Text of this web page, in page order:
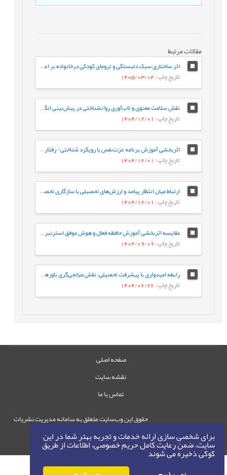
برای شخصی سازی ارائه خدمات و تجربه بهتر شما در این
سایت، ضمن رعایت کامل حریم خصوصی، اطلاعات از طریق
کوکی ذخیره می شوند
مقالات مرتبط
اثر ساختاری سبک دلبستگی و ترومای کودکی درخانواده بر اعتیاد به اینترنت با میانجی‌گری تنظیم شناختی هیجان
تاریخ چاپ: 1405/03/04
نقش سلامت معنوی و تاب‌آوری روانشناختی در پیش‌بینی انگیزش تحصیلی دانشجویان دانشگاه فرهنگیان
تاریخ چاپ: 1404/12/01
اثربخشی آموزش برنامه عزت‌‌نفس با رویکرد شناختی‌‌-‌‌ رفتاری بر تعلل‌‌ورزی تحصیلی دانش‌آموزان دختر نوجوان
تاریخ چاپ: 1404/12/01
ارتباط میان انتظار پیامد و ارزش‌های تحصیلی با سازگاری تحصیلی دانشجویان
تاریخ چاپ: 1404/12/01
مقایسه اثربخشی آموزش حافظه فعال و هوش موفق استرنبرگ بر عملکرد تحصیلی و کفایت اجتماعی دانش‌آموزان
تاریخ چاپ: 1404/09/09
رابطه امیدواری با پیشرفت تحصیلی، نقش میانجی‌گری باورهای هوشی در دانش‌آموزان
تاریخ چاپ: 1404/06/26
صفحه اصلی
نقشه سایت
تماس با ما
حقوق این وب‌سایت متعلق به سامانه مدیریت نشریات
رایمگ است.
حق نشر ©
1405-1396